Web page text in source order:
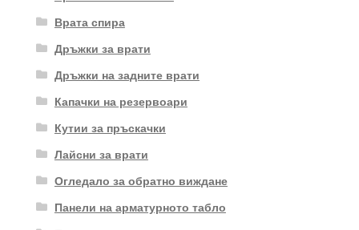
Врата спира
Дръжки за врати
Дръжки на задните врати
Капачки на резервоари
Кутии за пръскачки
Лайсни за врати
Огледало за обратно виждане
Панели на арматурното табло